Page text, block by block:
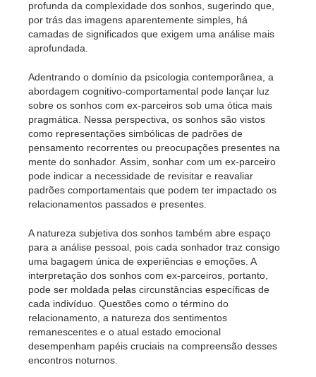
profunda da complexidade dos sonhos, sugerindo que,
por trás das imagens aparentemente simples, há
camadas de significados que exigem uma análise mais
aprofundada.
Adentrando o domínio da psicologia contemporânea, a
abordagem cognitivo-comportamental pode lançar luz
sobre os sonhos com ex-parceiros sob uma ótica mais
pragmática. Nessa perspectiva, os sonhos são vistos
como representações simbólicas de padrões de
pensamento recorrentes ou preocupações presentes na
mente do sonhador. Assim, sonhar com um ex-parceiro
pode indicar a necessidade de revisitar e reavaliar
padrões comportamentais que podem ter impactado os
relacionamentos passados e presentes.
A natureza subjetiva dos sonhos também abre espaço
para a análise pessoal, pois cada sonhador traz consigo
uma bagagem única de experiências e emoções. A
interpretação dos sonhos com ex-parceiros, portanto,
pode ser moldada pelas circunstâncias específicas de
cada indivíduo. Questões como o término do
relacionamento, a natureza dos sentimentos
remanescentes e o atual estado emocional
desempenham papéis cruciais na compreensão desses
encontros noturnos.